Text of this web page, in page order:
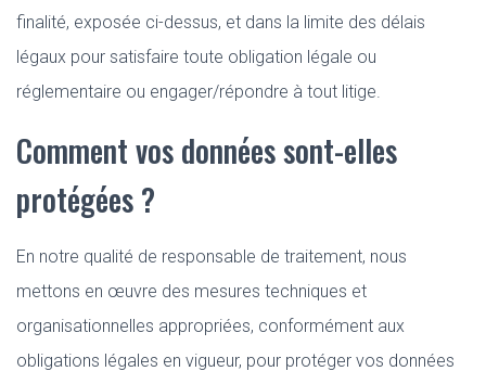
finalité, exposée ci-dessus, et dans la limite des délais
légaux pour satisfaire toute obligation légale ou
réglementaire ou engager/répondre à tout litige.
Comment vos données sont-elles
protégées ?
En notre qualité de responsable de traitement, nous
mettons en œuvre des mesures techniques et
organisationnelles appropriées, conformément aux
obligations légales en vigueur, pour protéger vos données